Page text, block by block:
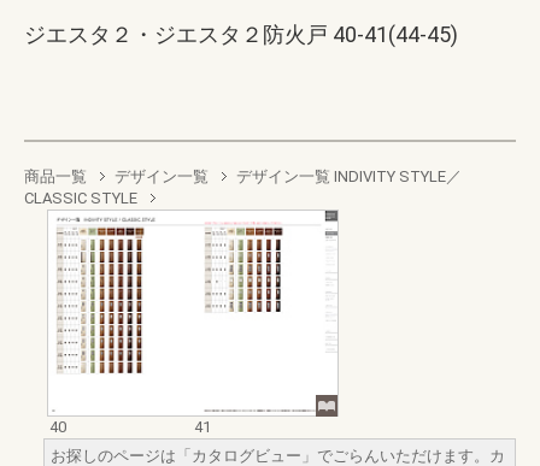
ジエスタ２・ジエスタ２防火戸 40-41(44-45)
商品一覧 デザイン一覧
デザイン一覧 INDIVITY STYLE／
CLASSIC STYLE
40
41
お探しのページは「カタログビュー」でごらんいただけます。カ